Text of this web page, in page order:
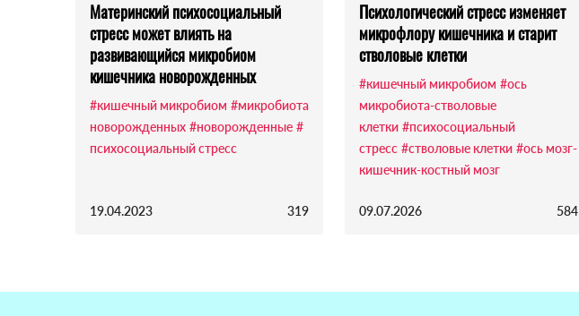
Материнский психосоциальный
стресс может влиять на
развивающийся микробиом
кишечника новорожденных
#кишечный микробиом #микробиота
новорожденных #новорожденные #
психосоциальный стресс
19.04.2023 319
Психологический стресс изменяет
микрофлору кишечника и старит
стволовые клетки
#кишечный микробиом #ось
микробиота-стволовые
клетки #психосоциальный
стресс #стволовые клетки #ось мозг-
кишечник-костный мозг
09.07.2026 584